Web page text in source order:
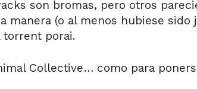
son bromas, pero otros
manera (o al menos hubiese sido
torrent porai.
Collective… como para